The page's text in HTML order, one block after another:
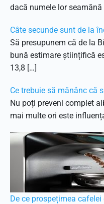
dacă numele lor
Câte secunde sunt de la
Să presupunem că de la
bună estimare științifică
13,8 […]
Ce trebuie să mănânc că
Nu poți preveni complet
mai multe ori este
De ce prospețimea